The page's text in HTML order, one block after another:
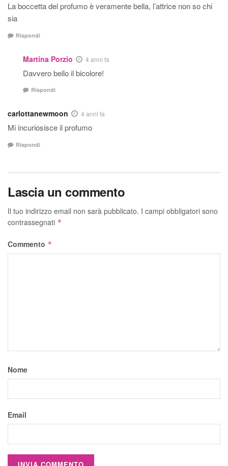
La boccetta del profumo è veramente bella, l’attrice non so chi
sia
Rispondi
Martina Porzio 4 anni fa
Davvero bello il bicolore!
Rispondi
carlottanewmoon 4 anni fa
Mi incuriosisce il profumo
Rispondi
Lascia un commento
Il tuo indirizzo email non sarà pubblicato. I campi obbligatori sono
contrassegnati *
Commento *
Nome
Email